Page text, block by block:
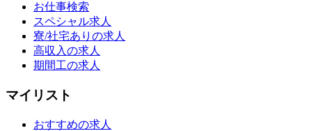
お仕事検索
スペシャル求人
寮/社宅ありの求人
高収入の求人
期間工の求人
マイリスト
おすすめの求人